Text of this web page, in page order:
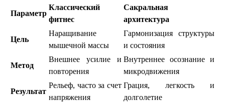
Параметр
Классический
фитнес
Сакральная
архитектура
Цель
Наращивание
мышечной массы
Гармонизация структуры
и состояния
Метод
Внешнее усилие и
повторения
Внутреннее осознание и
микродвижения
Результат
Рельеф, часто за счет
напряжения
Грация, легкость и
долголетие